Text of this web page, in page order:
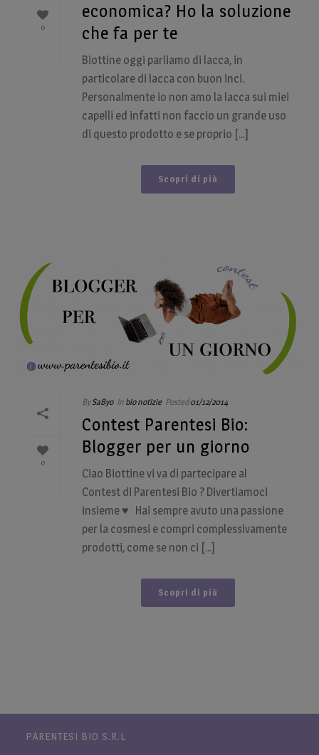
0
economica? Ho la soluzione
che fa per te
Biottine oggi parliamo di lacca, in
particolare di lacca con buon inci.
Personalmente io non amo la lacca sui miei
capelli ed infatti non faccio un grande uso
di questo prodotto e se proprio [...]
Scopri di più
0
By SaByo In bio notizie Posted 01/12/2014
Contest Parentesi Bio:
Blogger per un giorno
Ciao Biottine vi va di partecipare al
Contest di Parentesi Bio ? Divertiamoci
insieme ♥ Hai sempre avuto una passione
per la cosmesi e compri complessivamente
prodotti, come se non ci [...]
Scopri di più
PARENTESI BIO S.R.L